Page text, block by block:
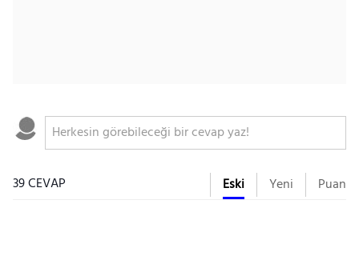
39 CEVAP Eski Yeni Puan